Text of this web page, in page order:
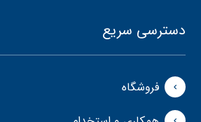
دسترسی سریع
فروشگاه